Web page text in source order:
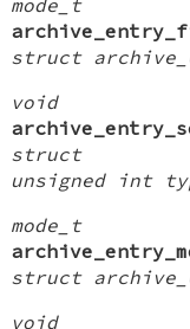
struct
void
struct
unsigned int
mode_t
struct
void